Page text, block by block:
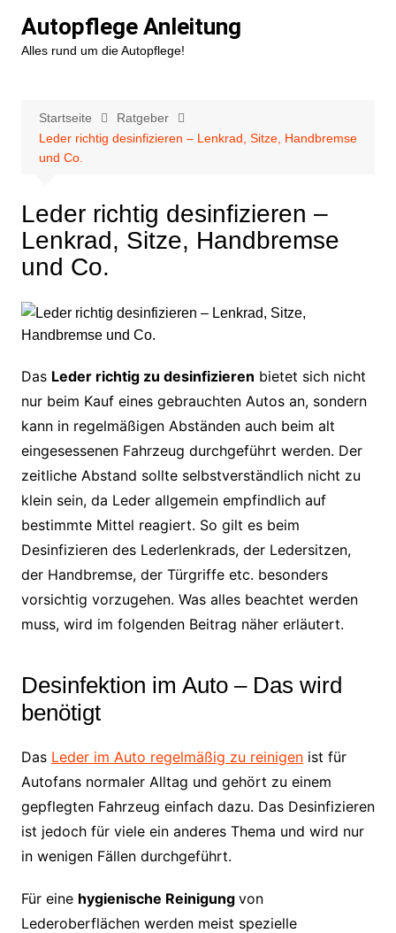
Inhalt
springen
Autopflege Anleitung
Alles rund um die Autopflege!
Startseite
Ratgeber
Leder richtig desinfizieren – Lenkrad, Sitze, Handbremse
und Co.
Leder richtig desinfizieren –
Lenkrad, Sitze, Handbremse
und Co.
Das Leder richtig zu desinfizieren bietet sich nicht
nur beim Kauf eines gebrauchten Autos an, sondern
kann in regelmäßigen Abständen auch beim alt
eingesessenen Fahrzeug durchgeführt werden. Der
zeitliche Abstand sollte selbstverständlich nicht zu
klein sein, da Leder allgemein empfindlich auf
bestimmte Mittel reagiert. So gilt es beim
Desinfizieren des Lederlenkrads, der Ledersitzen,
der Handbremse, der Türgriffe etc. besonders
vorsichtig vorzugehen. Was alles beachtet werden
muss, wird im folgenden Beitrag näher erläutert.
Desinfektion im Auto – Das wird
benötigt
Das Leder im Auto regelmäßig zu reinigenist für
Autofans normaler Alltag und gehört zu einem
gepflegten Fahrzeug einfach dazu. Das Desinfizieren
ist jedoch für viele ein anderes Thema und wird nur
in wenigen Fällen durchgeführt.
Für eine hygienische Reinigung von
Lederoberflächen werden meist spezielle